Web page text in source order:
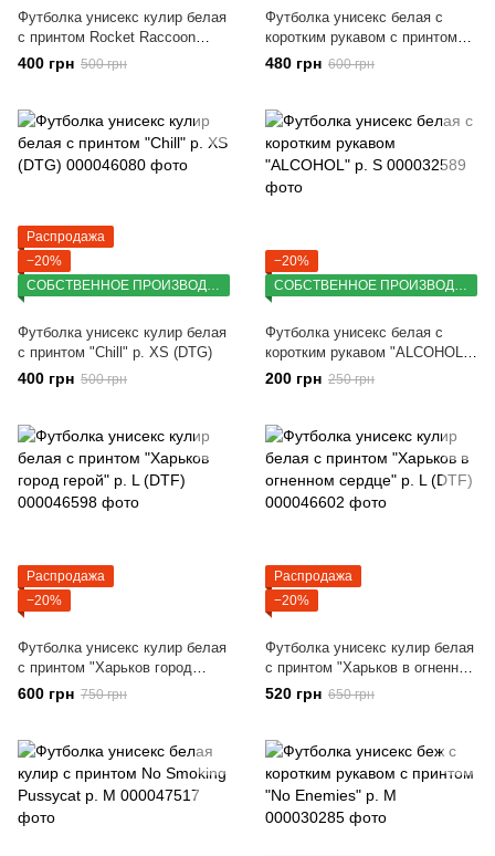
Футболка унисекс кулир белая
с принтом Rocket Raccoon
(DTG) р. XS
400 грн 500 грн
Футболка унисекс белая с
коротким рукавом с принтом
KHARKIV отраженный р. S
480 грн 600 грн
Распродажа
−20%
СОБСТВЕННОЕ ПРОИЗВОДСТВО
Футболка унисекс кулир белая
с принтом "Chill" р. XS (DTG)
400 грн 500 грн
−20%
СОБСТВЕННОЕ ПРОИЗВОДСТВО
Футболка унисекс белая с
коротким рукавом "ALCOHOL"
р. S
200 грн 250 грн
Распродажа
−20%
Футболка унисекс кулир белая
с принтом "Харьков город
герой" р. L (DTF)
600 грн 750 грн
Распродажа
−20%
Футболка унисекс кулир белая
с принтом "Харьков в огненном
сердце" р. L (DTF)
520 грн 650 грн